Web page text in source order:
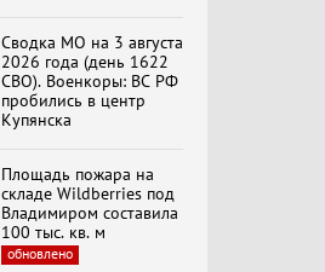
Специальный репортаж
К ГРАЖДАНАМ
РОССИИ! Обращение
Сводка МО на 3 августа
2026 года (день 1622
СВО). Военкоры: ВС РФ
пробились в центр
Купянска
Площадь пожара на
складе Wildberries под
Владимиром составила
100 тыс. кв. м
обновлено